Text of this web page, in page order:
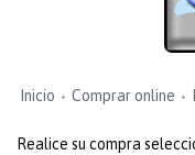
Inicio Comprar online
Realice su compra